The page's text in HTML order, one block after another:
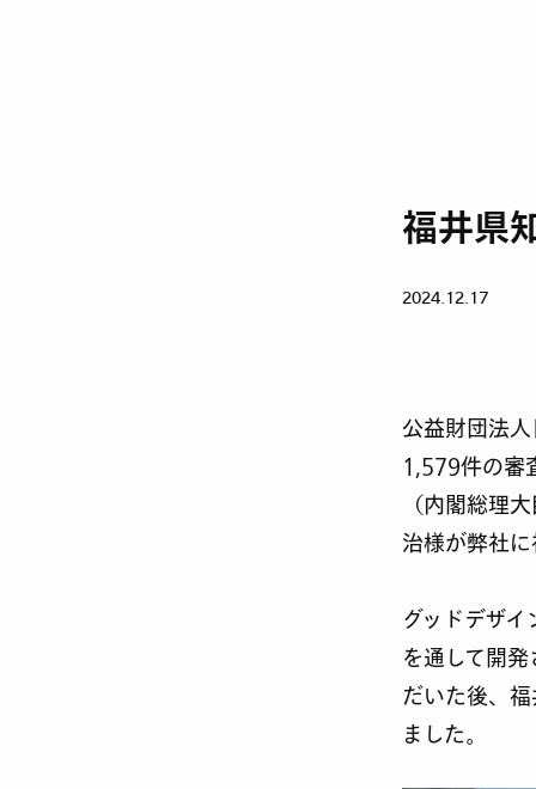
福井県
2024.12.17
公益財団法
1,579件の審
（内閣総理
治様が弊社
グッドデザ
を通して開
だいた後、
ました。